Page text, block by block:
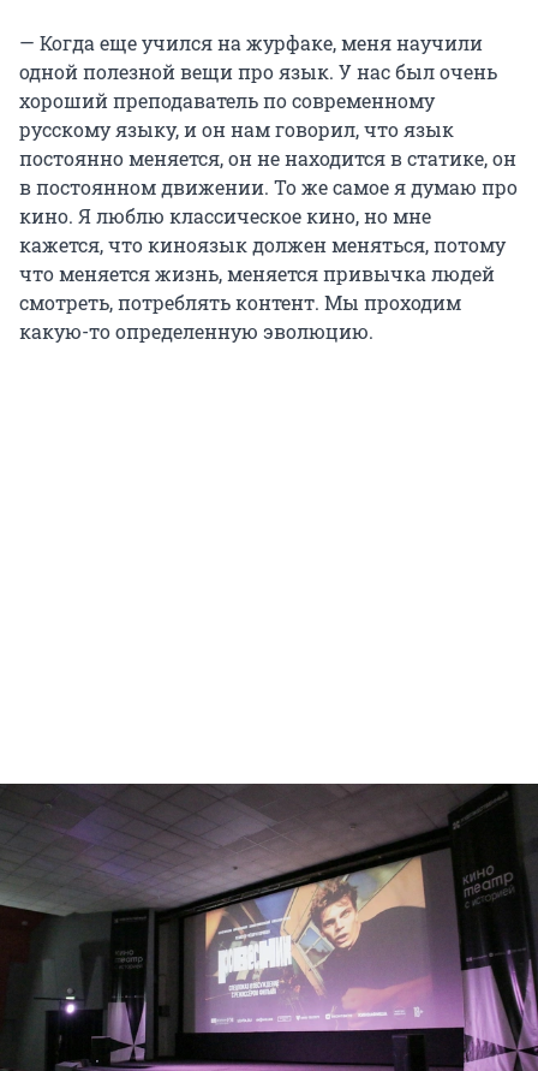
— Когда еще учился на журфаке, меня научили
одной полезной вещи про язык. У нас был очень
хороший преподаватель по современному
русскому языку, и он нам говорил, что язык
постоянно меняется, он не находится в статике, он
в постоянном движении. То же самое я думаю про
кино. Я люблю классическое кино, но мне
кажется, что киноязык должен меняться, потому
что меняется жизнь, меняется привычка людей
смотреть, потреблять контент. Мы проходим
какую-то определенную эволюцию.